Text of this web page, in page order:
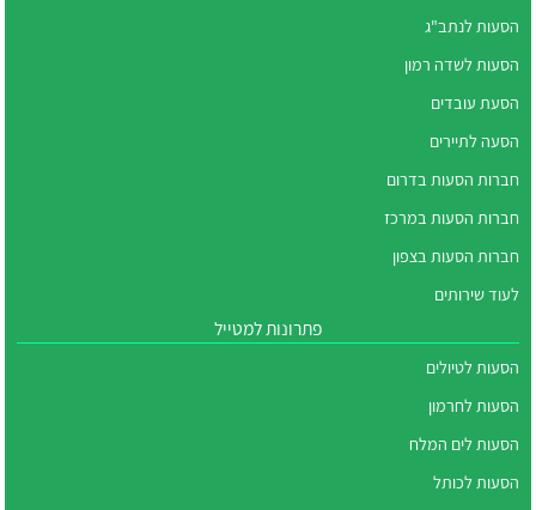
הסעות לנתב"ג
הסעות לשדה רמון
הסעת עובדים
הסעה לתיירים
חברות הסעות בדרום
חברות הסעות במרכז
חברות הסעות בצפון
לעוד שירותים
פתרונות למטייל
הסעות לטיולים
הסעות לחרמון
הסעות לים המלח
הסעות לכותל